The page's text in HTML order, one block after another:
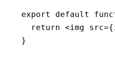
export default
  return
<img src=
}